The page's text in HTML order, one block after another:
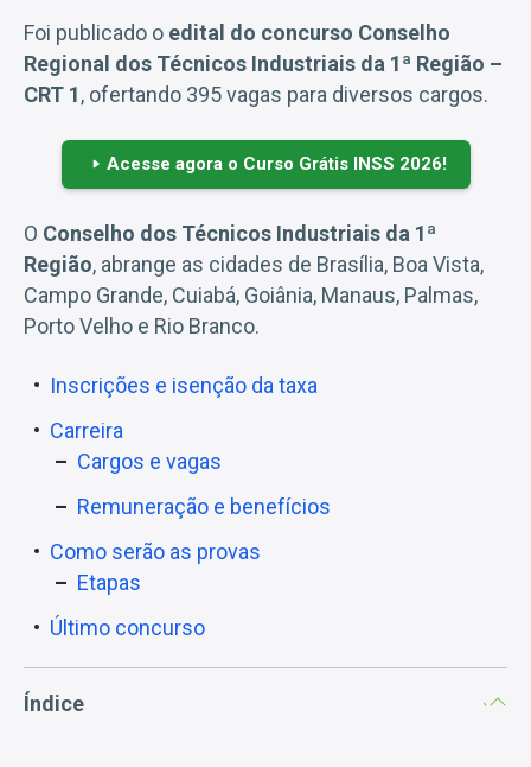
Foi publicado o edital do concurso Conselho
Regional dos Técnicos Industriais da 1ª Região –
CRT 1, ofertando 395 vagas para diversos cargos.
Acesse agora o Curso Grátis INSS 2026!
O Conselho dos Técnicos Industriais da 1ª
Região, abrange as cidades de Brasília, Boa Vista,
Campo Grande, Cuiabá, Goiânia, Manaus, Palmas,
Porto Velho e Rio Branco.
Inscrições e isenção da taxa
Carreira
Cargos e vagas
Remuneração e benefícios
Como serão as provas
Etapas
Último concurso
Índice